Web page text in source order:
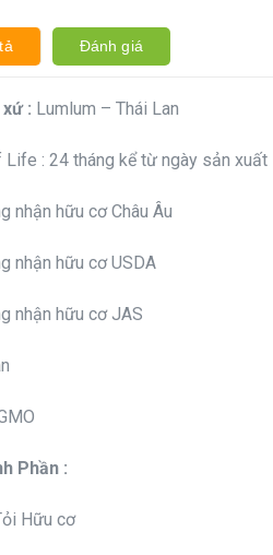
Đánh giá
: Lumlum – Thái Lan
Life : 24 tháng kể từ ngày sản xuất
nhận hữu cơ Châu Âu
nhận hữu cơ USDA
nhận hữu cơ JAS
Phần :
Hữu cơ